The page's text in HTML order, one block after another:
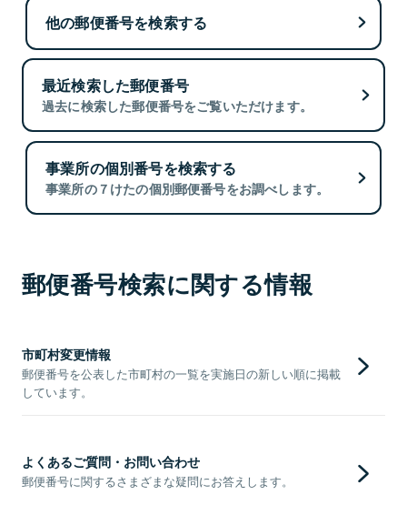
他の郵便番号を検索する
最近検索した郵便番号
過去に検索した郵便番号をご覧いただけます。
事業所の個別番号を検索する
事業所の７けたの個別郵便番号をお調べします。
郵便番号検索に関する情報
市町村変更情報
郵便番号を公表した市町村の一覧を実施日の新しい順に掲載
しています。
よくあるご質問・お問い合わせ
郵便番号に関するさまざまな疑問にお答えします。